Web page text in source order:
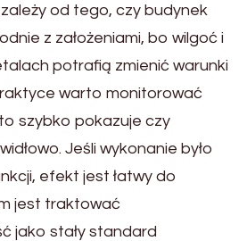
od tego, czy budynek
z założeniami, bo wilgoć i
potrafią zmienić warunki
warto monitorować
szybko pokazuje czy
Jeśli wykonanie było
efekt jest łatwy do
jest traktować
jako stały standard